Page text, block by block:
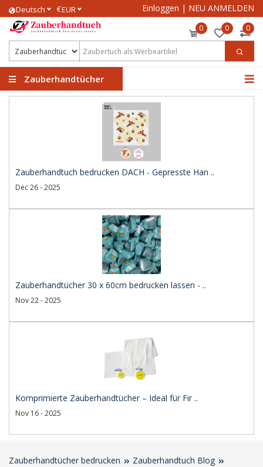
Deutsch €EUR Einloggen | NEU ANMELDEN
0 0 0
Zauberhandtücher
Zauberhandtuch bedrucken DACH - Gepresste Han ..
Dec 26 - 2025
Zauberhandtücher 30 x 60cm bedrucken lassen - ..
Nov 22 - 2025
Komprimierte Zauberhandtücher – Ideal für Fir ..
Nov 16 - 2025
Zauberhandtücher bedrucken
Zauberhandtuch Blog